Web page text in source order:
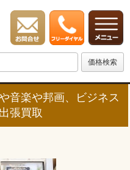
音楽や邦画、ビジネス
張買取